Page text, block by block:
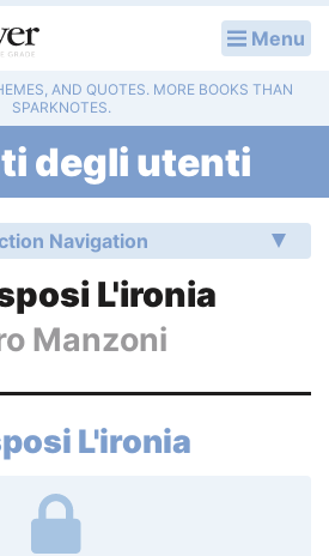
Menu
AND QUOTES. MORE BOOKS THAN
SPARKNOTES.
degli utenti
Navigation
L'ironia
Manzoni
L'ironia
Guide allo studio
Domande degli utenti
Servizi di revisione
Temi svolti di letteratura
Saggi universitari
Esercizi svoltis
Consigli di scrittura